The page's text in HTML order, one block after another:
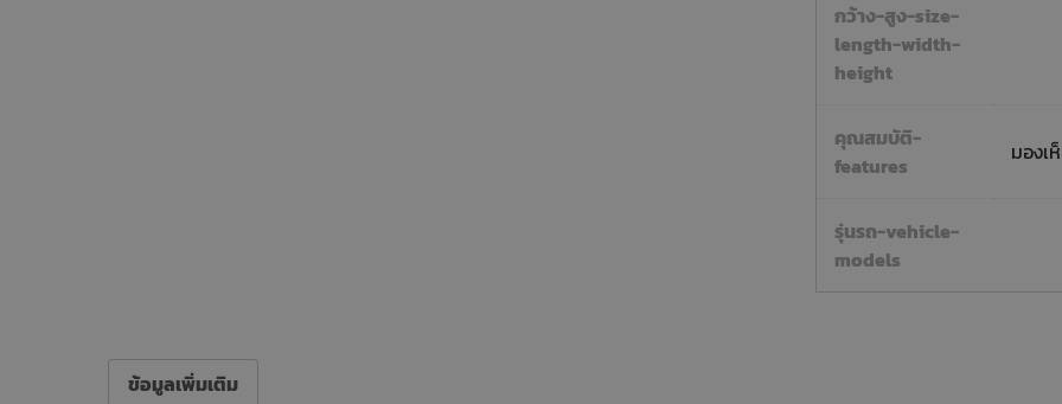
กว้าง-สูง-size-
length-width-
height
คุณสมบัติ-
features
มองเ
รุ่นรถ-vehicle-
models
ข้อมูลเพิ่มเติม